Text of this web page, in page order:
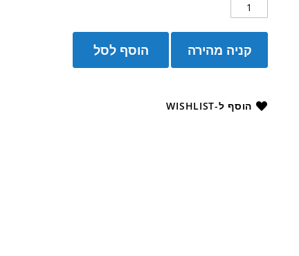
הוסף לסל קניה מהירה
הוסף ל-WISHLIST